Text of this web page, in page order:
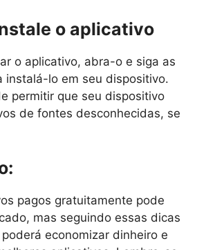
o aplicativo
o aplicativo, abra-o e siga as
instalá-lo em seu dispositivo.
permitir que seu dispositivo
de fontes desconhecidas, se
pagos gratuitamente pode
mas seguindo essas dicas
economizar dinheiro e